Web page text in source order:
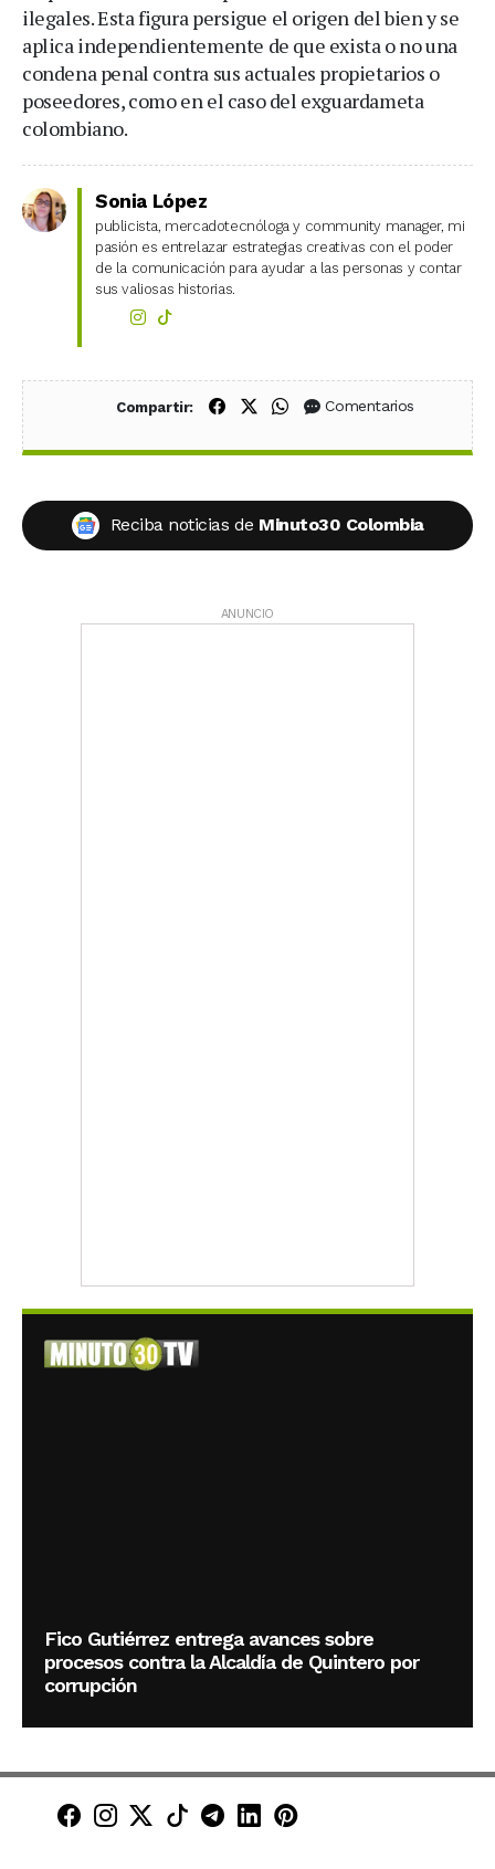
ilegales. Esta figura persigue el origen del bien y se
aplica independientemente de que exista o no una
condena penal contra sus actuales propietarios o
poseedores, como en el caso del exguardameta
colombiano.
Sonia López
publicista, mercadotecnóloga y community manager, mi
pasión es entrelazar estrategias creativas con el poder
de la comunicación para ayudar a las personas y contar
sus valiosas historias.
Compartir: Compartir en Facebook
Compartir en X (Twitter)
Compartir en WhatsApp
Comentarios
Reciba noticias de Minuto30 Colombia
ANUNCIO
Fico Gutiérrez entrega avances sobre
procesos contra la Alcaldía de Quintero por
corrupción
Minuto30 en Facebook
Minuto30 en Instagram
Minuto30 en X (Twitter)
Minuto30 en TikTok
Canal de Minuto30 en
Minuto30 en LinkedIn
Minuto30 en